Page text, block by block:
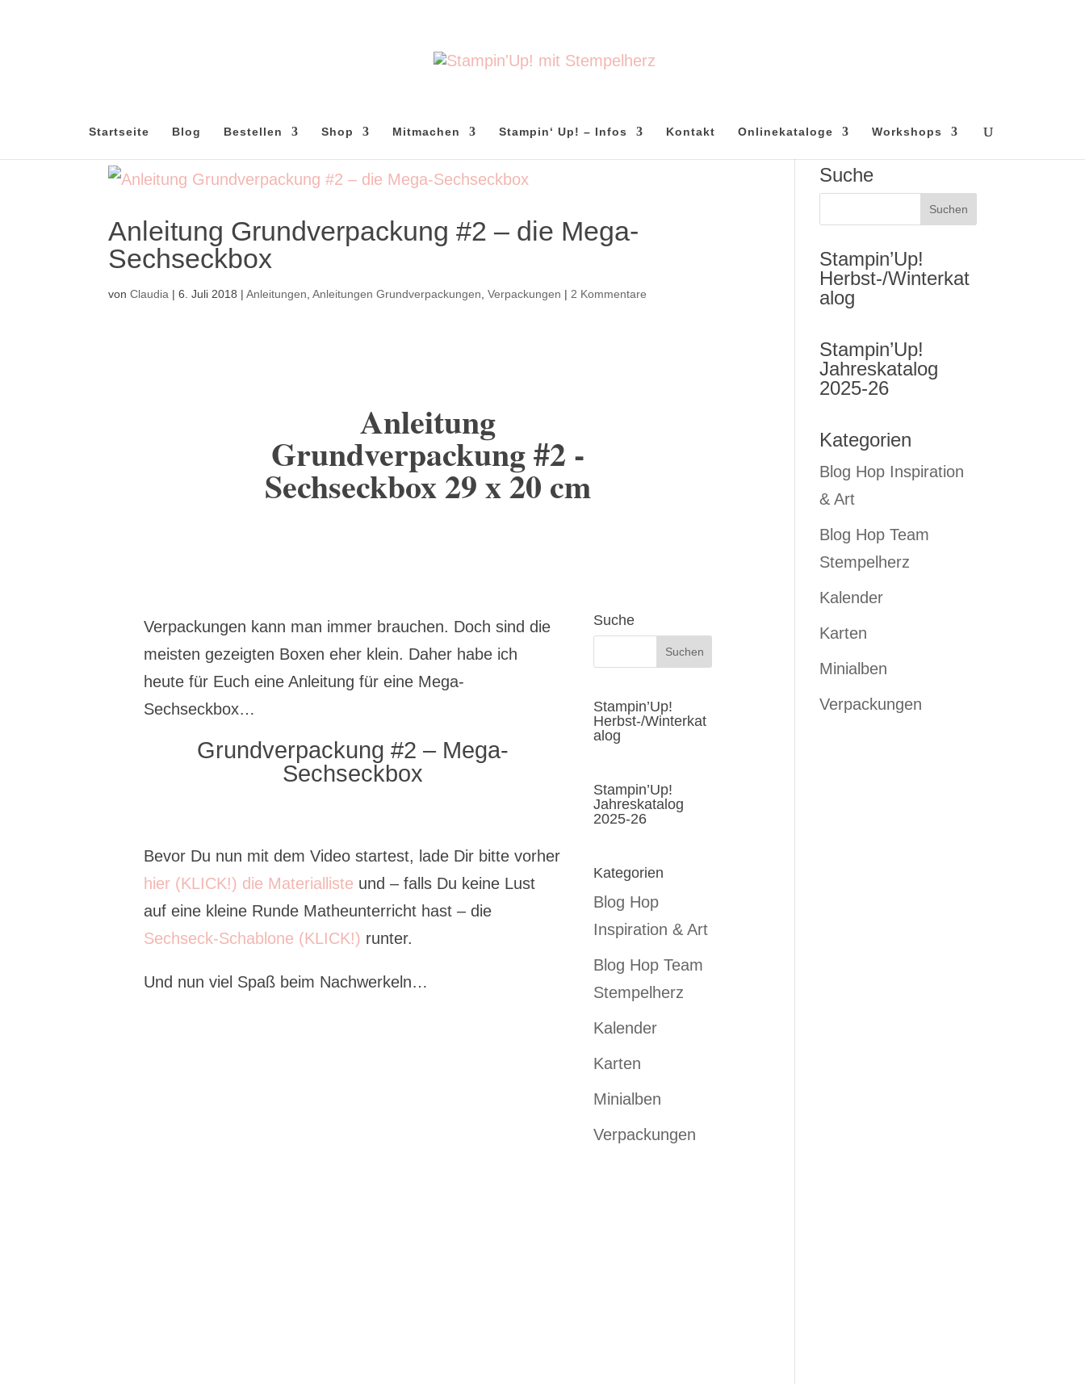
Startseite Blog Bestellen Shop Mitmachen Stampin‘ Up! – Infos Kontakt Onlinekataloge Workshops
Anleitung Grundverpackung #2 – die Mega-
Sechseckbox
vonClaudia |6. Juli 2018 |Anleitungen ,Anleitungen Grundverpackungen ,Verpackungen | 2 Kommentare
Anleitung
Grundverpackung #2 -
Sechseckbox 29 x 20 cm
Verpackungen kann man immer brauchen. Doch sind die
meisten gezeigten Boxen eher klein. Daher habe ich
heute für Euch eine Anleitung für eine Mega-
Sechseckbox…
Grundverpackung #2 – Mega-
Sechseckbox
Bevor Du nun mit dem Video startest, lade Dir bitte vorher
hier (KLICK!) die Materialliste und – falls Du keine Lust
auf eine kleine Runde Matheunterricht hast – die
Sechseck-Schablone (KLICK!) runter.
Und nun viel Spaß beim Nachwerkeln…
Suche
Stampin’Up!
Herbst-/Winterkat
alog
Stampin’Up!
Jahreskatalog
2025-26
Kategorien
Blog Hop
Inspiration & Art
Blog Hop Team
Stempelherz
Kalender
Karten
Minialben
Verpackungen
Suche
Stampin’Up!
Herbst-/Winterkat
alog
Stampin’Up!
Jahreskatalog
2025-26
Kategorien
Blog Hop Inspiration
& Art
Blog Hop Team
Stempelherz
Kalender
Karten
Minialben
Verpackungen